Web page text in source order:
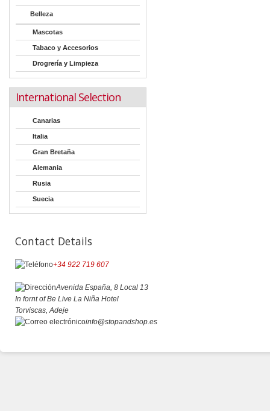
Belleza
Mascotas
Tabaco y Accesorios
Drogrería y Limpieza
International Selection
Canarias
Italia
Gran Bretaña
Alemania
Rusia
Suecia
Contact Details
+34 922 719 607
Avenida España, 8 Local 13
In fornt of Be Live La Niña Hotel
Torviscas, Adeje
info@stopandshop.es